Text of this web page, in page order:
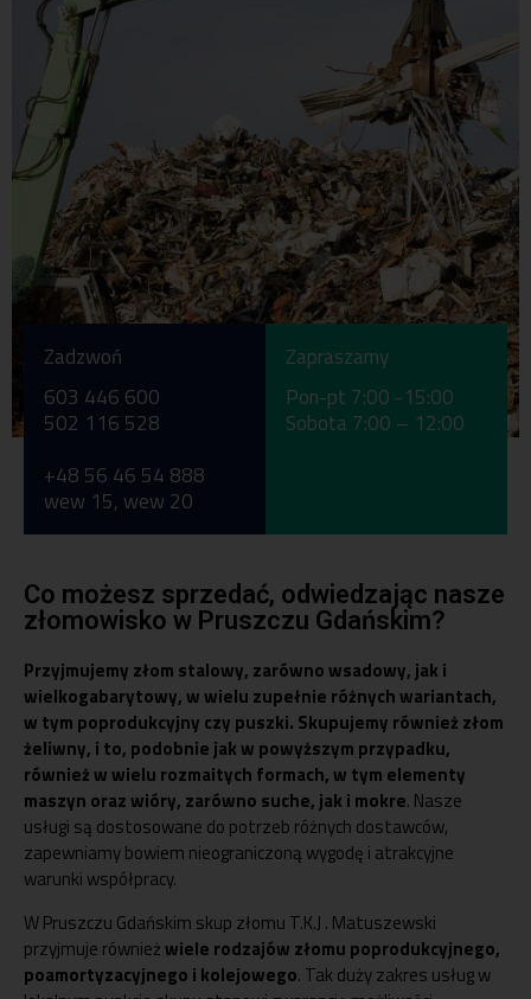
+48 56 46 54 888
Zadzwoń
603 446 600
502 116 528
+48 56 46 54 888
wew 15, wew 20
Zapraszamy
Pon-pt 7:00 -15:00
Sobota 7:00 – 12:00
Co możesz sprzedać, odwiedzając nasze
złomowisko w Pruszczu Gdańskim?
Przyjmujemy złom stalowy, zarówno wsadowy, jak i
wielkogabarytowy, w wielu zupełnie różnych wariantach,
w tym poprodukcyjny czy puszki. Skupujemy również złom
żeliwny, i to, podobnie jak w powyższym przypadku,
również w wielu rozmaitych formach, w tym elementy
maszyn oraz wióry, zarówno suche, jak i mokre. Nasze
usługi są dostosowane do potrzeb różnych dostawców,
zapewniamy bowiem nieograniczoną wygodę i atrakcyjne
warunki współpracy.
W Pruszczu Gdańskim skup złomu T.K.J . Matuszewski
przyjmuje równieżwiele rodzajów złomu poprodukcyjnego,
poamortyzacyjnego i kolejowego. Tak duży zakres usług w